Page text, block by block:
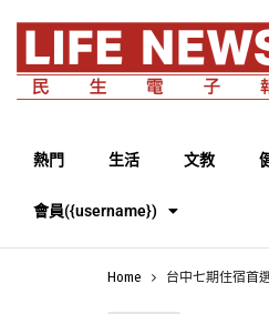
熱門 生活 文教
會員({username})
Home 台中七期住宿首